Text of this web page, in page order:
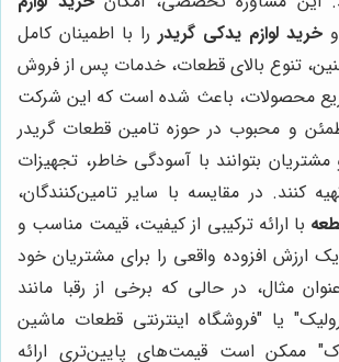
و خرید لوازم یدکی گریدر را با اطمینان کامل
تنوع بالای قطعات، خدمات پس از فروش
محصولات، باعث شده است که این شرکت
و محبوب در حوزه تامین قطعات گریدر
بتوانند با آسودگی خاطر، تجهیزات
کنند. در مقایسه با سایر تامین‌کنندگان،
با ارائه ترکیبی از کیفیت، قیمت مناسب و
افزوده واقعی را برای مشتریان خود
مثال، در حالی که برخی از رقبا مانند
یا "فروشگاه اینترنتی قطعات ماشین
ممکن است قیمت‌های پایین‌تری ارائه